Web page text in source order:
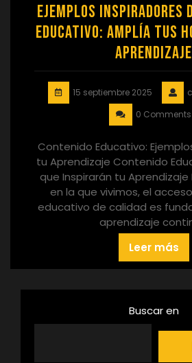
Ejemplos Inspiradores
Educativo: Amplía tus
Aprendizaje
15 septiembre 2025
0 Comments
Contenido Educativo:
tu Aprendizaje Contenido
que Inspirarán tu Aprendizaje
en la que vivimos, el
educativo de calidad es
aprendizaje
Leer más
Buscar en